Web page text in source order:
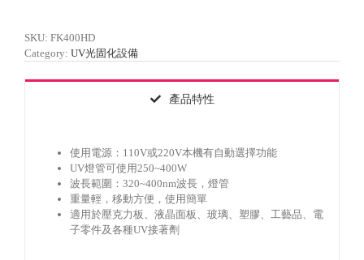
SKU: FK400HD
Category: UV光固化設備
產品特性
使用電源：110V或220V本機有自動選擇功能
UV燈管可使用250~400W
波長範圍：320~400nm波長，燈管
重量輕，移動方便，使用簡單
適用於壓克力板、液晶面板、玻璃、塑膠、工藝品、電
子零件及各種UV接著劑